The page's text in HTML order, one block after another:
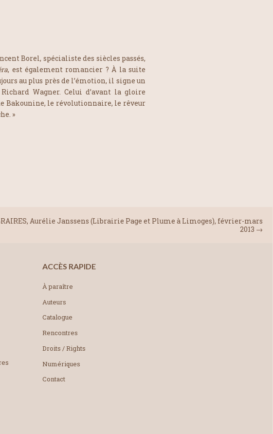
Borel, spécialiste des siècles passés,
, est également romancier ? À la suite
au plus près de l’émotion, il signe un
Wagner. Celui d’avant la gloire
Bakounine, le révolutionnaire, le rêveur
»
Aurélie Janssens (Librairie Page et Plume à Limoges), février-mars
2013 →
ACCÈS RAPIDE
À paraître
Auteurs
Catalogue
Rencontres
Droits / Rights
Numériques
Contact